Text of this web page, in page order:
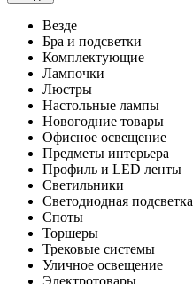
Везде
Бра и подсветки
Комплектующие
Лампочки
Люстры
Настольные лампы
Новогодние товары
Офисное освещение
Предметы интерьера
Профиль и LED ленты
Светильники
Светодиодная подсветка
Споты
Торшеры
Трековые системы
Уличное освещение
Электротовары